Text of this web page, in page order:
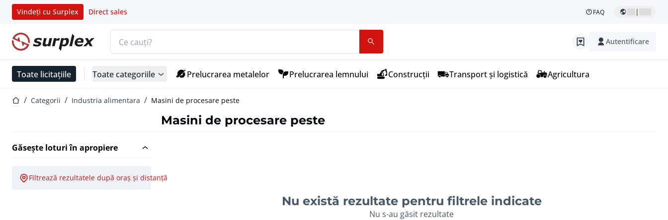
Vindeți cu Surplex Direct sales FAQ |
Pagina de start Autentificare
Toate licitațiile Toate categoriile Prelucrarea metalelor Prelucrarea lemnului Construcții Transport și logistică Agricultura
Pagina de start
Categorii Industria alimentara Masini de procesare peste
Masini de procesare peste
Găsește loturi în apropiere
Filtrează rezultatele după oraș și distanță
Nu există rezultate pentru filtrele indicate
Nu s-au găsit rezultate